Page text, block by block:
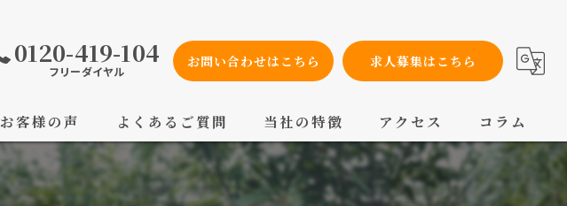
0120-419-104
フリーダイヤル
お問い合わせはこちら 求人募集はこちら
お客様の声 よくあるご質問 当社の特徴
設備工事
アクセス コラム